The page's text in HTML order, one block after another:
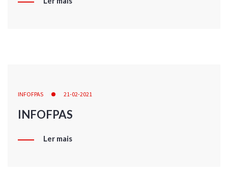
INFOFPAS 21-02-2021
INFOFPAS
Ler mais